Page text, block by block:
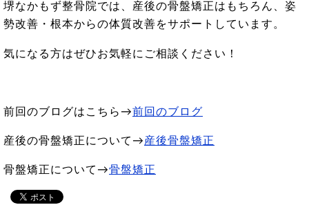
堺なかもず整骨院では、産後の骨盤矯正はもちろん、姿
勢改善・根本からの体質改善をサポートしています。
気になる方はぜひお気軽にご相談ください！
前回のブログはこちら→前回のブログ
産後の骨盤矯正について→産後骨盤矯正
骨盤矯正について→骨盤矯正